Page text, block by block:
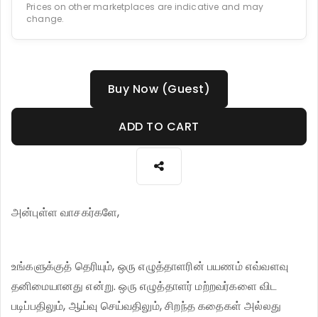
Prices on other marketplaces are indicative and may
change.
Buy Now (Guest)
ADD TO CART
அன்புள்ள வாசகர்களே,
உங்களுக்குத் தெரியும், ஒரு எழுத்தாளரின் பயணம் எவ்வளவு
தனிமையானது என்று. ஒரு எழுத்தாளர் மற்றவர்களை விட
படிப்பதிலும், ஆய்வு செய்வதிலும், சிறந்த கதைகள் அல்லது